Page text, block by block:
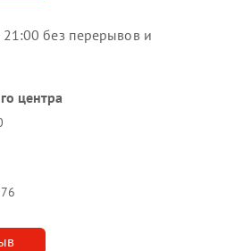
без перерывов и
центра